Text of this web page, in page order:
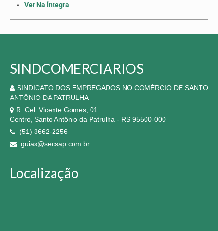
Ver Na Íntegra
SINDCOMERCIARIOS
SINDICATO DOS EMPREGADOS NO COMÉRCIO DE SANTO
ANTÔNIO DA PATRULHA
R. Cel. Vicente Gomes, 01
Centro, Santo Antônio da Patrulha - RS 95500-000
(51) 3662-2256
guias@secsap.com.br
Localização